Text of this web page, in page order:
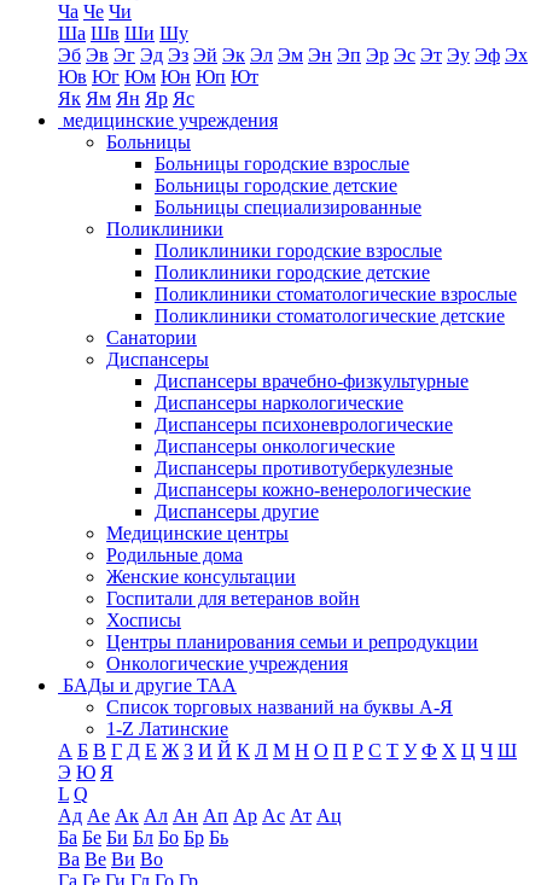
Ча Че Чи
Ша Шв Ши Шу
Эб Эв Эг Эд Эз Эй Эк Эл Эм Эн Эп Эр Эс Эт Эу Эф Эх
Юв Юг Юм Юн Юп Ют
Як Ям Ян Яр Яс
медицинские учреждения
Больницы
Больницы городские взрослые
Больницы городские детские
Больницы специализированные
Поликлиники
Поликлиники городские взрослые
Поликлиники городские детские
Поликлиники стоматологические взрослые
Поликлиники стоматологические детские
Санатории
Диспансеры
Диспансеры врачебно-физкультурные
Диспансеры наркологические
Диспансеры психоневрологические
Диспансеры онкологические
Диспансеры противотуберкулезные
Диспансеры кожно-венерологические
Диспансеры другие
Медицинские центры
Родильные дома
Женские консультации
Госпитали для ветеранов войн
Хосписы
Центры планирования семьи и репродукции
Онкологические учреждения
БАДы и другие ТАА
Список торговых названий на буквы А-Я
1-Z Латинские
А Б В Г Д Е Ж З И Й К Л М Н О П Р С Т У Ф Х Ц Ч Ш
Э Ю Я
L Q
Ад Ае Ак Ал Ан Ап Ар Ас Ат Ац
Ба Бе Би Бл Бо Бр Бь
Ва Ве Ви Во
Га Ге Ги Гл Го Гр